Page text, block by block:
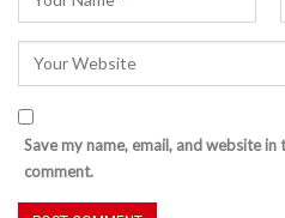
Save my name, email, and website
comment.